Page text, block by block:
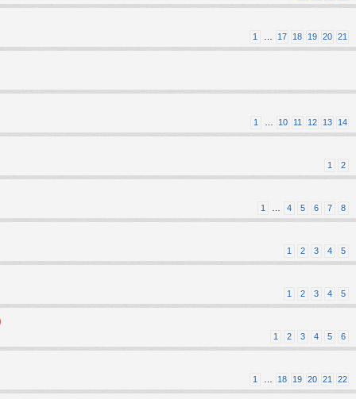
1 17 18 19 20 21
1 10 11 12 13 14
1 2
1 4 5 6 7 8
1 2 3 4 5
1 2 3 4 5
1 2 3 4 5 6
1 18 19 20 21 22